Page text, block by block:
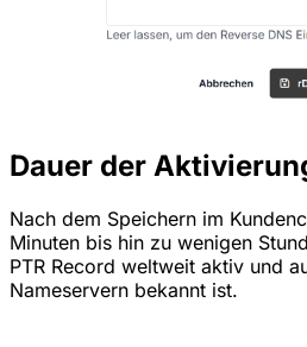
Dauer der
Nach dem Speichern im
Minuten bis hin zu wenigen
PTR Record weltweit aktiv und
Nameservern bekannt ist.